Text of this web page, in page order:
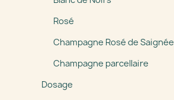
Rosé
Champagne Rosé de Saignée
Champagne parcellaire
Dosage